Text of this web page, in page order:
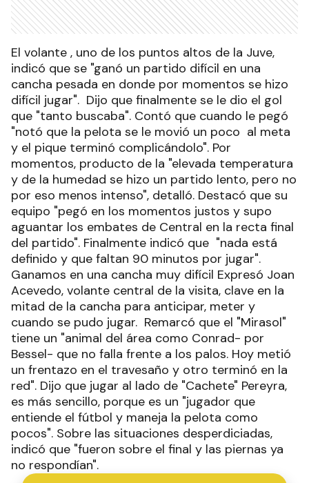
El volante , uno de los puntos altos de la Juve,
indicó que se "ganó un partido difícil en una
cancha pesada en donde por momentos se hizo
difícil jugar". Dijo que finalmente se le dio el gol
que "tanto buscaba". Contó que cuando le pegó
"notó que la pelota se le movió un poco al meta
y el pique terminó complicándolo". Por
momentos, producto de la "elevada temperatura
y de la humedad se hizo un partido lento, pero no
por eso menos intenso", detalló. Destacó que su
equipo "pegó en los momentos justos y supo
aguantar los embates de Central en la recta final
del partido". Finalmente indicó que "nada está
definido y que faltan 90 minutos por jugar".
Ganamos en una cancha muy difícil Expresó Joan
Acevedo, volante central de la visita, clave en la
mitad de la cancha para anticipar, meter y
cuando se pudo jugar. Remarcó que el "Mirasol"
tiene un "animal del área como Conrad- por
Bessel- que no falla frente a los palos. Hoy metió
un frentazo en el travesaño y otro terminó en la
red". Dijo que jugar al lado de "Cachete" Pereyra,
es más sencillo, porque es un "jugador que
entiende el fútbol y maneja la pelota como
pocos". Sobre las situaciones desperdiciadas,
indicó que "fueron sobre el final y las piernas ya
no respondían".